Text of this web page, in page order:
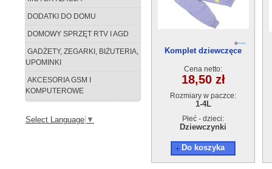
DODATKI DO DOMU
DOMOWY SPRZĘT RTV I AGD
GADŻETY, ZEGARKI, BIŻUTERIA,
UPOMINKI
AKCESORIA GSM I
KOMPUTEROWE
Select Language ▼
Komplet dziewczęce
Cena netto:
18,50 zł
Rozmiary w paczce:
1-4L
Płeć - dzieci:
Dziewczynki
Do koszyka